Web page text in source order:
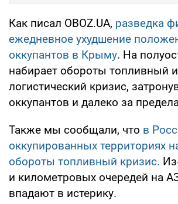
Как писал OBOZ.UA, разведка
ежедневное ухудшение
оккупантов в Крыму. На
набирает обороты топливный и
логистический кризис,
оккупантов и далеко за
Также мы сообщали, что в
оккупированных территориях
обороты топливный кризис.
и километровых очередей на
впадают в истерику.